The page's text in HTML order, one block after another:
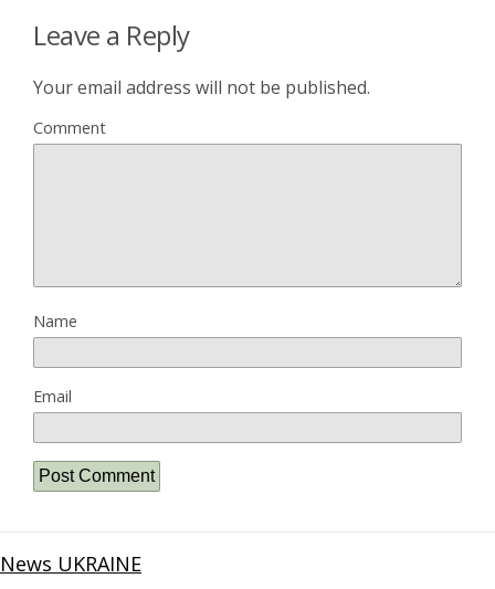
Leave a Reply
Your email address will not be published.
Comment
Name
Email
News UKRAINE